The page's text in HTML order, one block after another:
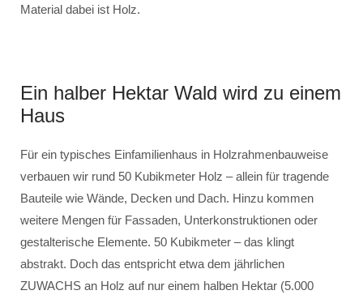
Material dabei ist Holz.
Ein halber Hektar Wald wird zu einem
Haus
Für ein typisches Einfamilienhaus in Holzrahmenbauweise
verbauen wir rund 50 Kubikmeter Holz – allein für tragende
Bauteile wie Wände, Decken und Dach. Hinzu kommen
weitere Mengen für Fassaden, Unterkonstruktionen oder
gestalterische Elemente. 50 Kubikmeter – das klingt
abstrakt. Doch das entspricht etwa dem jährlichen
ZUWACHS an Holz auf nur einem halben Hektar (5.000